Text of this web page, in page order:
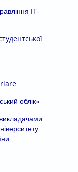
ІТ-
облік»